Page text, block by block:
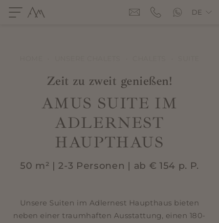
DE
Zeit zu zweit genießen!
AMUS SUITE IM
ADLERNEST
HAUPTHAUS
50 m² | 2-3 Personen | ab € 154 p. P.
Unsere Suiten im Adlernest Haupthaus bieten
neben einer traumhaften Ausstattung, einen 180-